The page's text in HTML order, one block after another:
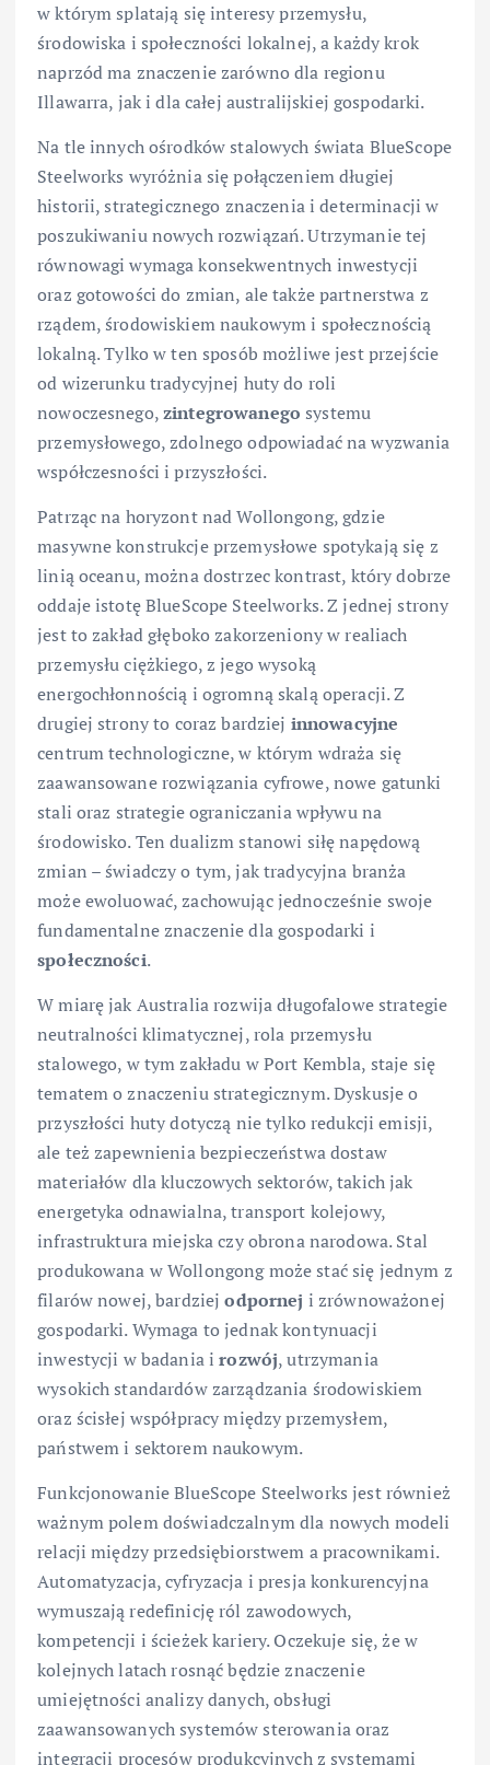
w którym splatają się interesy przemysłu,
środowiska i społeczności lokalnej, a każdy krok
naprzód ma znaczenie zarówno dla regionu
Illawarra, jak i dla całej australijskiej gospodarki.
Na tle innych ośrodków stalowych świata BlueScope
Steelworks wyróżnia się połączeniem długiej
historii, strategicznego znaczenia i determinacji w
poszukiwaniu nowych rozwiązań. Utrzymanie tej
równowagi wymaga konsekwentnych inwestycji
oraz gotowości do zmian, ale także partnerstwa z
rządem, środowiskiem naukowym i społecznością
lokalną. Tylko w ten sposób możliwe jest przejście
od wizerunku tradycyjnej huty do roli
nowoczesnego,zintegrowanego systemu
przemysłowego, zdolnego odpowiadać na wyzwania
współczesności i przyszłości.
Patrząc na horyzont nad Wollongong, gdzie
masywne konstrukcje przemysłowe spotykają się z
linią oceanu, można dostrzec kontrast, który dobrze
oddaje istotę BlueScope Steelworks. Z jednej strony
jest to zakład głęboko zakorzeniony w realiach
przemysłu ciężkiego, z jego wysoką
energochłonnością i ogromną skalą operacji. Z
drugiej strony to coraz bardziej innowacyjne
centrum technologiczne, w którym wdraża się
zaawansowane rozwiązania cyfrowe, nowe gatunki
stali oraz strategie ograniczania wpływu na
środowisko. Ten dualizm stanowi siłę napędową
zmian – świadczy o tym, jak tradycyjna branża
może ewoluować, zachowując jednocześnie swoje
fundamentalne znaczenie dla gospodarki i
społeczności.
W miarę jak Australia rozwija długofalowe strategie
neutralności klimatycznej, rola przemysłu
stalowego, w tym zakładu w Port Kembla, staje się
tematem o znaczeniu strategicznym. Dyskusje o
przyszłości huty dotyczą nie tylko redukcji emisji,
ale też zapewnienia bezpieczeństwa dostaw
materiałów dla kluczowych sektorów, takich jak
energetyka odnawialna, transport kolejowy,
infrastruktura miejska czy obrona narodowa. Stal
produkowana w Wollongong może stać się jednym z
filarów nowej, bardziejodpornej i zrównoważonej
gospodarki. Wymaga to jednak kontynuacji
inwestycji w badania irozwój, utrzymania
wysokich standardów zarządzania środowiskiem
oraz ścisłej współpracy między przemysłem,
państwem i sektorem naukowym.
Funkcjonowanie BlueScope Steelworks jest również
ważnym polem doświadczalnym dla nowych modeli
relacji między przedsiębiorstwem a pracownikami.
Automatyzacja, cyfryzacja i presja konkurencyjna
wymuszają redefinicję ról zawodowych,
kompetencji i ścieżek kariery. Oczekuje się, że w
kolejnych latach rosnąć będzie znaczenie
umiejętności analizy danych, obsługi
zaawansowanych systemów sterowania oraz
integracji procesów produkcyjnych z systemami